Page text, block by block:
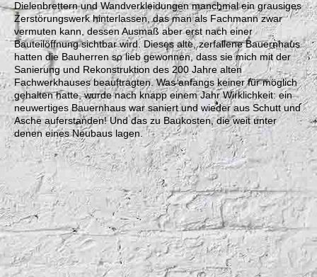
Dielenbrettern und Wandverkleidungen manchmal ein grausiges
Zerstörungswerk hinterlassen, das man als Fachmann zwar
vermuten kann, dessen Ausmaß aber erst nach einer
Bauteilöffnung sichtbar wird. Dieses alte, zerfallene Bauernhaus
hatten die Bauherren so lieb gewonnen, dass sie mich mit der
Sanierung und Rekonstruktion des 200 Jahre alten
Fachwerkhauses beauftragten. Was anfangs keiner für möglich
gehalten hatte, wurde nach knapp einem Jahr Wirklichkeit: ein
neuwertiges Bauernhaus war saniert und wieder aus Schutt und
Asche auferstanden! Und das zu Baukosten, die weit unter
denen eines Neubaus lagen.